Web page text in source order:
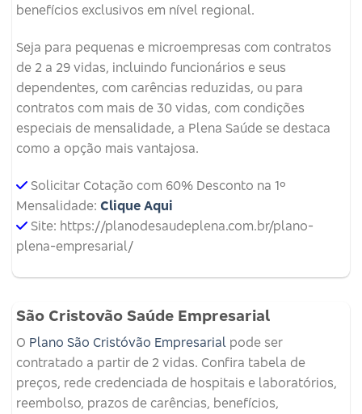
benefícios exclusivos em nível regional.
Seja para pequenas e microempresas com contratos
de 2 a 29 vidas, incluindo funcionários e seus
dependentes, com carências reduzidas, ou para
contratos com mais de 30 vidas, com condições
especiais de mensalidade, a Plena Saúde se destaca
como a opção mais vantajosa.
Solicitar Cotação com 60% Desconto na 1º
Mensalidade: Clique Aqui
Site: https://planodesaudeplena.com.br/plano-
plena-empresarial/
São Cristovão Saúde Empresarial
O Plano São Cristóvão Empresarial pode ser
contratado a partir de 2 vidas. Confira tabela de
preços, rede credenciada de hospitais e laboratórios,
reembolso, prazos de carências, benefícios,